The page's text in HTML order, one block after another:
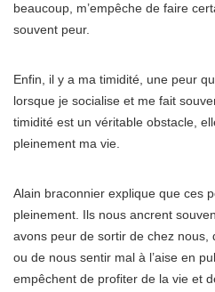
beaucoup, m’empêche de faire
souvent peur.
Enfin, il y a ma timidité, une peur
lorsque je socialise et me fait
timidité est un véritable obstacle,
pleinement ma vie.
Alain braconnier explique que ces
pleinement. Ils nous ancrent
avons peur de sortir de chez nous,
ou de nous sentir mal à l’aise en
empêchent de profiter de la vie et